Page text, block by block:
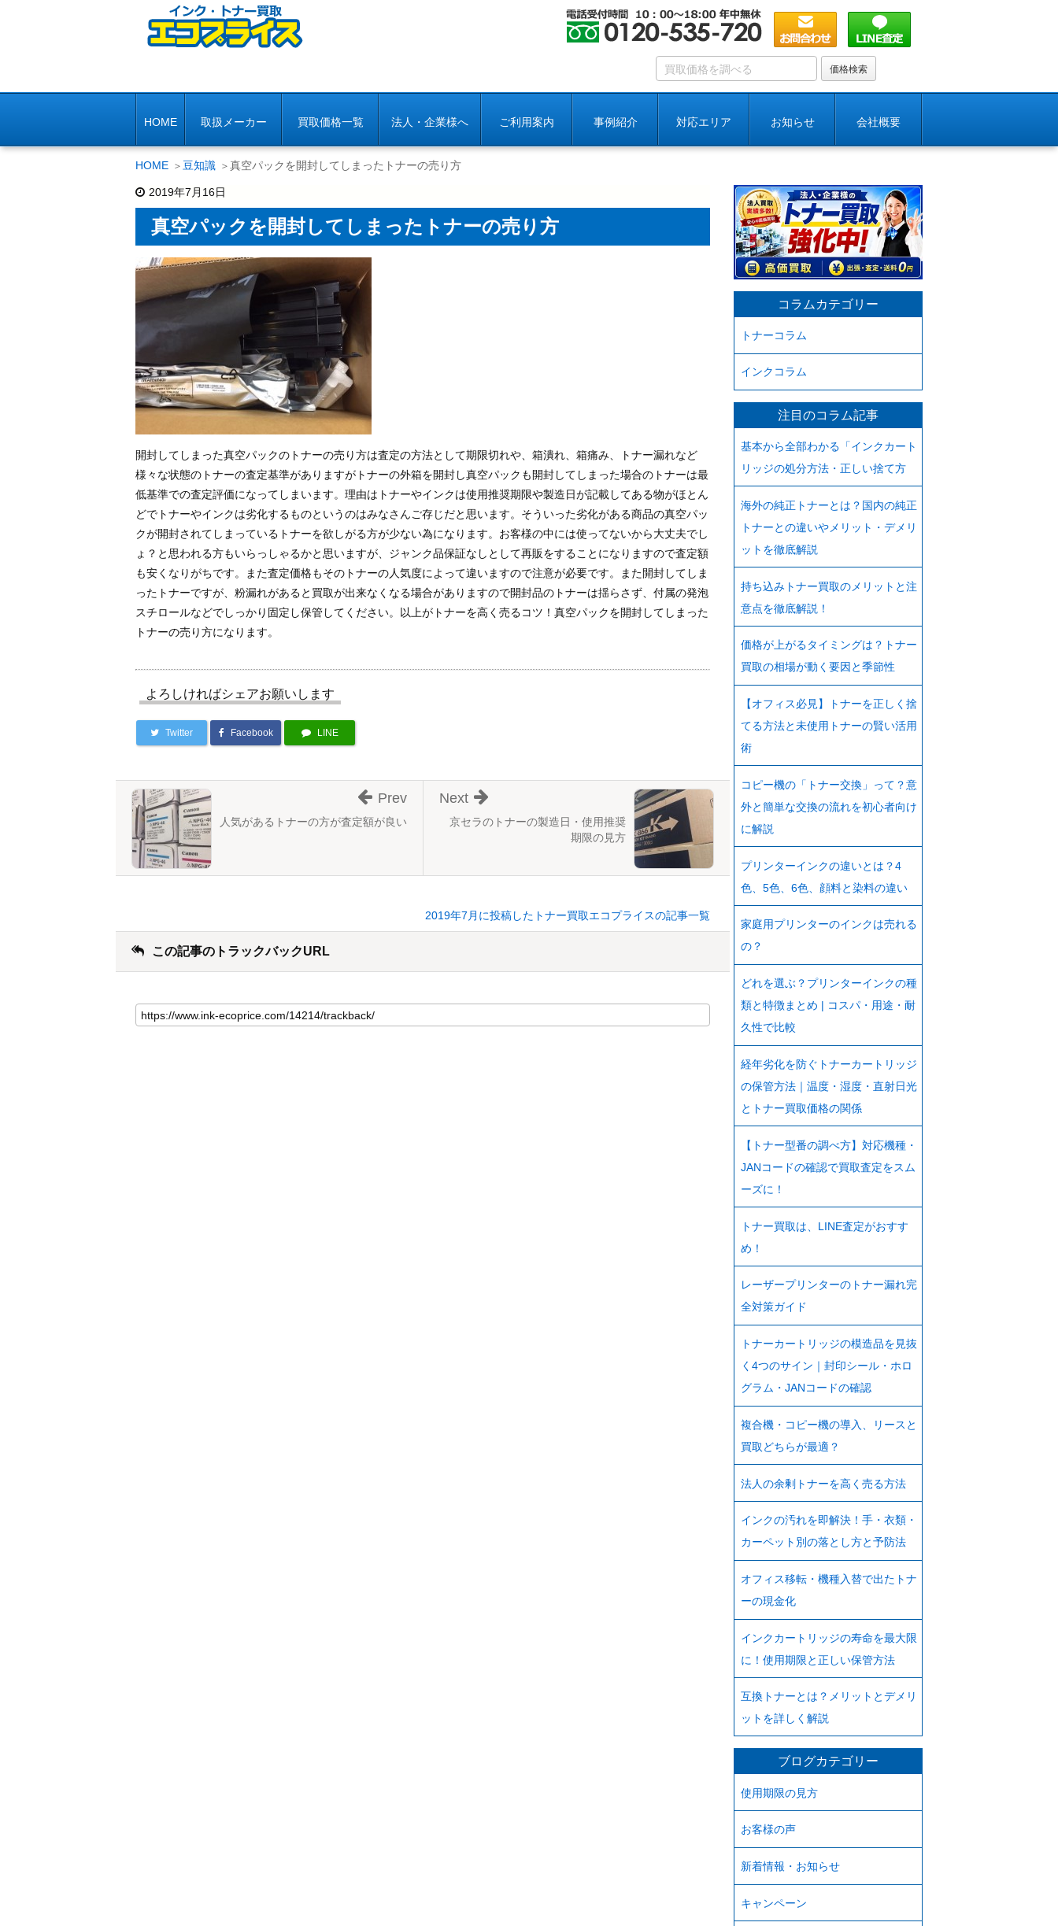
HOME 取扱メーカー 買取価格一覧 法人・企業様へ ご利用案内 事例紹介 対応エリア お知らせ 会社概要
HOME 豆知識 真空パックを開封してしまったトナーの売り方
2019年7月16日
真空パックを開封してしまったトナーの売り方
開封してしまった真空パックのトナーの売り方は査定の方法として期限切れや、箱潰れ、箱痛み、トナー漏れなど
様々な状態のトナーの査定基準がありますがトナーの外箱を開封し真空パックも開封してしまった場合のトナーは最
低基準での査定評価になってしまいます。理由はトナーやインクは使用推奨期限や製造日が記載してある物がほとん
どでトナーやインクは劣化するものというのはみなさんご存じだと思います。そういった劣化がある商品の真空パッ
クが開封されてしまっているトナーを欲しがる方が少ない為になります。お客様の中には使ってないから大丈夫でし
ょ？と思われる方もいらっしゃるかと思いますが、ジャンク品保証なしとして再販をすることになりますので査定額
も安くなりがちです。また査定価格もそのトナーの人気度によって違いますので注意が必要です。また開封してしま
ったトナーですが、粉漏れがあると買取が出来なくなる場合がありますので開封品のトナーは揺らさず、付属の発泡
スチロールなどでしっかり固定し保管してください。以上がトナーを高く売るコツ！真空パックを開封してしまった
トナーの売り方になります。
よろしければシェアお願いします
Twitter Facebook LINE
京セラのトナーの製造日・使用推奨
期限の見方
Next
人気があるトナーの方が査定額が良い
Prev
2019年7月に投稿したトナー買取エコプライスの記事一覧
この記事のトラックバックURL
の
記
コラムカテゴリー
トナーコラム
インクコラム
注目のコラム記事
基本から全部わかる「インクカート
リッジの処分方法・正しい捨て方
海外の純正トナーとは？国内の純正
トナーとの違いやメリット・デメリ
ットを徹底解説
持ち込みトナー買取のメリットと注
意点を徹底解説！
価格が上がるタイミングは？トナー
買取の相場が動く要因と季節性
【オフィス必見】トナーを正しく捨
てる方法と未使用トナーの賢い活用
術
コピー機の「トナー交換」って？意
外と簡単な交換の流れを初心者向け
に解説
プリンターインクの違いとは？4
色、5色、6色、顔料と染料の違い
家庭用プリンターのインクは売れる
の？
どれを選ぶ？プリンターインクの種
類と特徴まとめ | コスパ・用途・耐
久性で比較
経年劣化を防ぐトナーカートリッジ
の保管方法｜温度・湿度・直射日光
とトナー買取価格の関係
【トナー型番の調べ方】対応機種・
JANコードの確認で買取査定をスム
ーズに！
トナー買取は、LINE査定がおすす
め！
レーザープリンターのトナー漏れ完
全対策ガイド
トナーカートリッジの模造品を見抜
く4つのサイン｜封印シール・ホロ
グラム・JANコードの確認
複合機・コピー機の導入、リースと
買取どちらが最適？
法人の余剰トナーを高く売る方法
インクの汚れを即解決！手・衣類・
カーペット別の落とし方と予防法
オフィス移転・機種入替で出たトナ
ーの現金化
インクカートリッジの寿命を最大限
に！使用期限と正しい保管方法
互換トナーとは？メリットとデメリ
ットを詳しく解説
ブログカテゴリー
使用期限の見方
お客様の声
新着情報・お知らせ
キャンペーン